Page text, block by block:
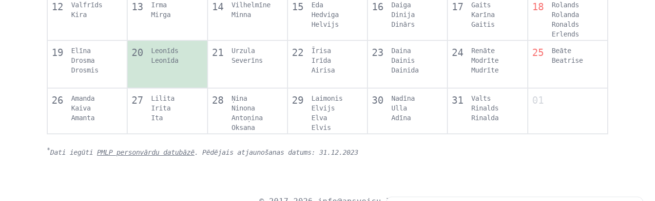
12
Valfrīds
Kira
13
Irma
Mirga
14
Vilhelmīne
Minna
15
Eda
Hedviga
Helvijs
16
Daiga
Dinija
Dinārs
17
Gaits
Karīna
Gaitis
18
Rolands
Rolanda
Ronalds
Erlends
19
Elīna
Drosma
Drosmis
20
Leonīds
Leonīda
21
Urzula
Severīns
22
Īrisa
Irīda
Airisa
23
Daina
Dainis
Dainida
24
Renāte
Modrīte
Mudrīte
25
Beāte
Beatrise
26
Amanda
Kaiva
Amanta
27
Lilita
Irita
Ita
28
Ņina
Ninona
Antoņina
Oksana
29
Laimonis
Elvijs
Elva
Elvis
30
Nadīna
Ulla
Adīna
31
Valts
Rinalds
Rinalda
01
*Dati iegūti PMLP personvārdu datubāzē. Pēdējais atjaunošanas datums: 31.12.2023